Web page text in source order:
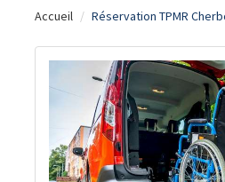
Accueil Réservation TPMR